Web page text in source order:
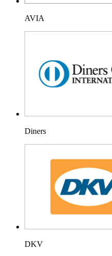
AVIA
Diners
DKV